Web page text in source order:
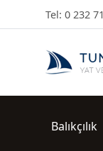
Tel: 0 232
Balıkçılık